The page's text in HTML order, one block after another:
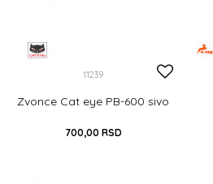
11239
Zvonce Cat eye PB-600 sivo
700,00 RSD